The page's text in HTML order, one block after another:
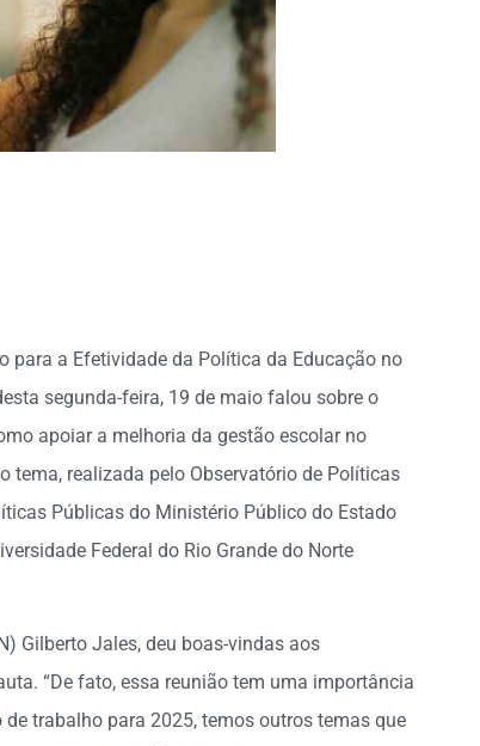
para a Efetividade da Política da Educação no
segunda-feira, 19 de maio falou sobre o
apoiar a melhoria da gestão escolar no
tema, realizada pelo Observatório de Políticas
Públicas do Ministério Público do Estado
Federal do Rio Grande do Norte
Gilberto Jales, deu boas-vindas aos
“De fato, essa reunião tem uma importância
trabalho para 2025, temos outros temas que